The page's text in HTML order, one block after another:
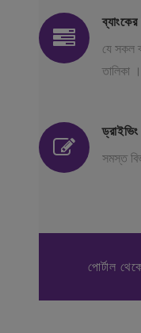
যে সকল
তালিকা ।
সমস্ত
পোর্টাল